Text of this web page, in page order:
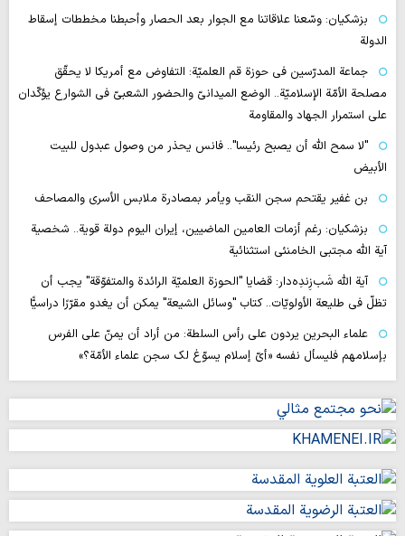
بزشكيان: وسّعنا علاقاتنا مع الجوار بعد الحصار وأحبطنا مخططات إسقاط
الدولة
جماعة المدرّسين في حوزة قم العلميّة: التفاوض مع أمريكا لا يحقّق
مصلحة الأمّة الإسلاميّة.. الوضع الميدانيّ والحضور الشعبيّ في الشوارع يؤكّدان
على استمرار الجهاد والمقاومة
"لا سمح الله أن يصبح رئيسا".. فانس يحذر من وصول عبدول للبيت
الأبيض
بن غفير يقتحم سجن النقب ويأمر بمصادرة ملابس الأسرى والمصاحف
بزشكيان: رغم أزمات العامين الماضيين، إيران اليوم دولة قوية.. شخصية
آية الله مجتبى الخامنئي استثنائية
آية اللّه شَب‌زِندِه‌دار: قضايا "الحوزة العلميّة الرائدة والمتفوّقة" يجب أن
تظلّ في طليعة الأولويّات.. كتاب "وسائل الشيعة" يمكن أن يغدو مقرّرًا دراسيًّا
علماء البحرين يردون على رأس السلطة: من أراد أن يمنّ على الفرس
بإسلامهم فليسأل نفسه «أيّ إسلام يسوّغ لك سجن علماء الأمّة؟»